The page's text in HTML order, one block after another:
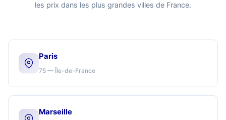
les prix dans les plus grandes villes de France.
Paris
75 — Île-de-France
Marseille